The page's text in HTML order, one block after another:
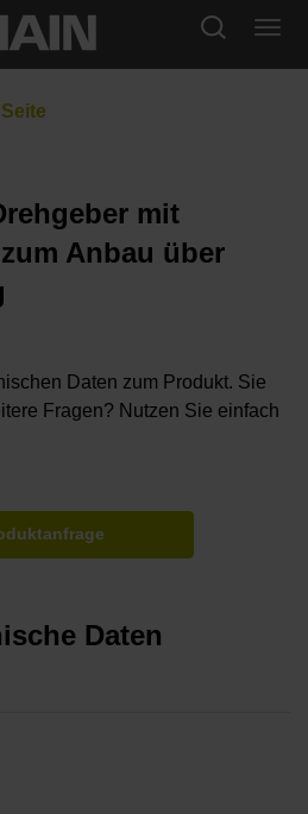
mit
Anbau über
Daten zum Produkt. Sie
Fragen? Nutzen Sie einfach
Daten